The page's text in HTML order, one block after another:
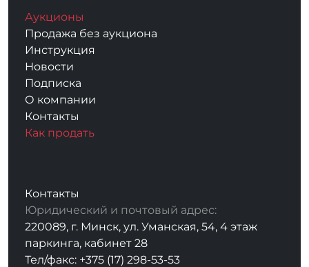
Аукционы
Продажа без аукциона
Инструкция
Новости
Подписка
О компании
Контакты
Как продать
Контакты
Юридический и почтовый адрес:
220089, г. Минск, ул. Уманская, 54, 4 этаж
паркинга, кабинет 28
Тел/факс: +375 (17) 298-53-53